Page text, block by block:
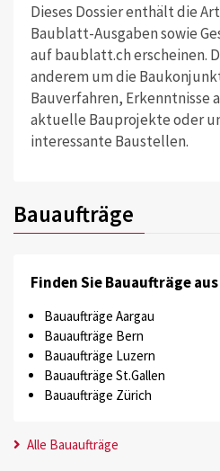
Dieses Dossier enthält die
Baublatt-Ausgaben sowie
auf baublatt.ch erscheinen.
anderem um die
Bauverfahren, Erkenntnisse
aktuelle Bauprojekte oder
interessante Baustellen.
Bauaufträge
Finden Sie Bauaufträge
Bauaufträge Aargau
Bauaufträge Bern
Bauaufträge Luzern
Bauaufträge St.Gallen
Bauaufträge Zürich
Alle Bauaufträge